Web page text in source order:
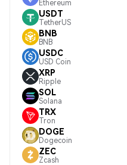
Ethereum
USDT
TetherUS
BNB
BNB
USDC
USD Coin
XRP
Ripple
SOL
Solana
TRX
Tron
DOGE
Dogecoin
ZEC
Zcash